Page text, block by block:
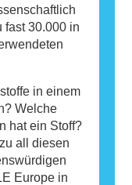
fast 30.000 in
in einem
Welche
hat ein Stoff?
all diesen
Europe in